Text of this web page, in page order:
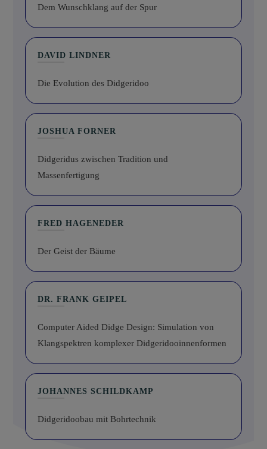
Dem Wunschklang auf der Spur
DAVID LINDNER
Die Evolution des Didgeridoo
JOSHUA FORNER
Didgeridus zwischen Tradition und
Massenfertigung
FRED HAGENEDER
Der Geist der Bäume
DR. FRANK GEIPEL
Computer Aided Didge Design: Simulation von
Klangspektren komplexer Didgeridooinnenformen
JOHANNES SCHILDKAMP
Didgeridoobau mit Bohrtechnik